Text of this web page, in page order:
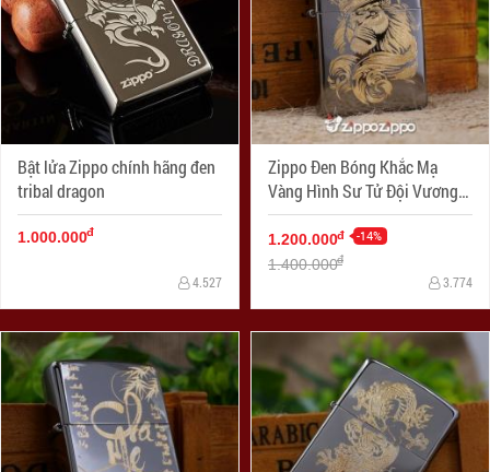
Bật lửa Zippo chính hãng đen
tribal dragon
1.000.000đ
4.527
Zippo Đen Bóng Khắc Mạ
Vàng Hình Sư Tử Đội Vương
Miện (260)
1.200.000đ -14%
1.400.000đ
3.774